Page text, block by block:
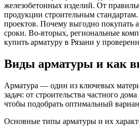
железобетонных изделий. От
продукции строительным
проектов. Почему выгодно покупать
сроки. Во‑вторых, региональные
купить арматуру в Рязани у
Виды арматуры и как
Арматура — один из ключевых
задач: от строительства частного
чтобы подобрать оптимальный
Основные типы арматуры и их